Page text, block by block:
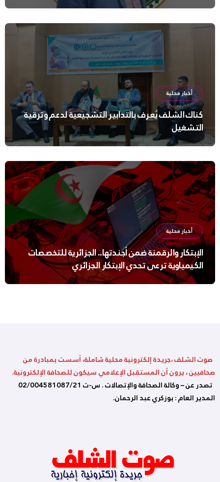
أخبار محلية
كناك الشلف يُعرف بالتدابير التشجيعية لدعم وترقية
التشغيل
أخبار محلية
الإبتكار والرقمنة ضمن أجندتها.. الجزائرية للتخصصات
الكيمياوية ترعى تحدي الإبتكار الجزائري
صوت الشلف ،جريدة إلكترونية محلية شاملة، أسست بمبادرة من
صحافيين ، يرون أن المستقبل الإعلامي سيكون للصحافة الإلكترونية.
تصدر عن – وكالة الصحافة والإتصالات . س-ت 02/004581087/21
المدير العام : بوزكري عبد الرحمان.